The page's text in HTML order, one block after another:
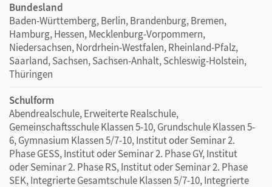
Bundesland
Baden-Württemberg, Berlin, Brandenburg, Bremen,
Hamburg, Hessen, Mecklenburg-Vorpommern,
Niedersachsen, Nordrhein-Westfalen, Rheinland-Pfalz,
Saarland, Sachsen, Sachsen-Anhalt, Schleswig-Holstein,
Thüringen
Schulform
Abendrealschule, Erweiterte Realschule,
Gemeinschaftsschule Klassen 5-10, Grundschule Klassen 5-
6, Gymnasium Klassen 5/7-10, Institut oder Seminar 2.
Phase GESS, Institut oder Seminar 2. Phase GY, Institut
oder Seminar 2. Phase RS, Institut oder Seminar 2. Phase
SEK, Integrierte Gesamtschule Klassen 5/7-10, Integrierte